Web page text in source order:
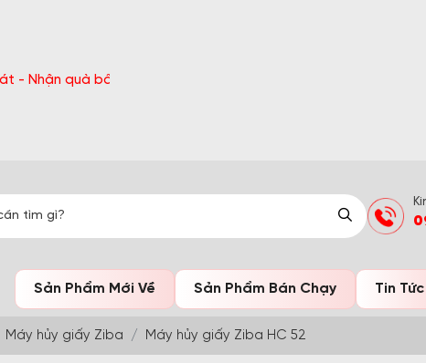
bất ngờ Đón Hè Sang chi tiết tại 'Khuyến Mãi'
Sản Phẩm Mới Về Sản Phẩm Bán Chạy Tin Tức
Máy hủy giấy Ziba Máy hủy giấy Ziba HC 52